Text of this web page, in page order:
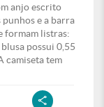
anjo escrito
punhos e a barra
formam listras:
possui 0,55
camiseta tem